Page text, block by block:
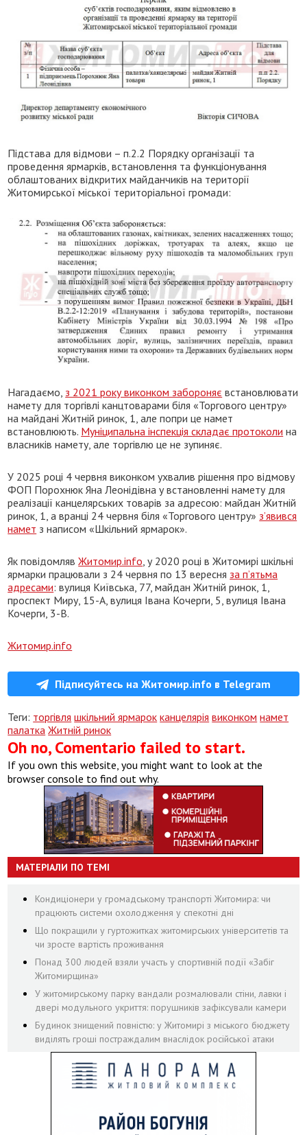
Підстава для відмови – п.2.2 Порядку організації та
проведення ярмарків, встановлення та функціонування
облаштованих відкритих майданчиків на території
Житомирської міської територіальної громади:
Нагадаємо, з 2021 року виконком забороняє встановлювати
намету для торгівлі канцтоварами біля «Торгового центру»
на майдані Житній ринок, 1, але попри це намет
встановлюють. Муніципальна інспекція складає протоколи на
власників намету, але торгівлю це не зупиняє.
У 2025 році 4 червня виконком ухвалив рішення про відмову
ФОП Порохнюк Яна Леонідівна у встановленні намету для
реалізації канцелярських товарів за адресою: майдан Житній
ринок, 1, а вранці 24 червня біля «Торгового центру» з’явився
намет з написом «Шкільний ярмарок».
Як повідомлявЖитомир.info , у 2020 році в Житомирі шкільні
ярмарки працювали з 24 червня по 13 вересня за п’ятьма
адресами: вулиця Київська, 77, майдан Житній ринок, 1,
проспект Миру, 15-А, вулиця Івана Кочерги, 5, вулиця Івана
Кочерги, 3-В.
Житомир.info
Підписуйтесь на Житомир.info в Telegram
Теги: торгівля шкільний ярмарок канцелярія виконком намет
палатка Житній ринок
Oh no, Comentario failed to start.
If you own this website, you might want to look at the
browser console to find out why.
МАТЕРІАЛИ ПО ТЕМІ
Кондиціонери у громадському транспорті Житомира: чи
працюють системи охолодження у спекотні дні
Що покращили у гуртожитках житомирських університетів та
чи зросте вартість проживання
Понад 300 людей взяли участь у спортивній події «Забіг
Житомирщина»
У житомирському парку вандали розмалювали стіни, лавки і
двері модульного укриття: порушників зафіксували камери
Будинок знищений повністю: у Житомирі з міського бюджету
виділять гроші постраждалим внаслідок російської атаки